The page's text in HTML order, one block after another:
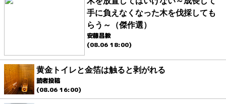
手に負えなくなった木を伐採しても
らう～（傑作選）
安藤昌教
(08.06 18:00)
黄金トイレと金箔は触ると剥がれる
読者投稿
(08.06 16:00)